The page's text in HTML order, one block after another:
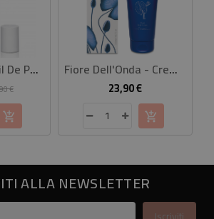
PuroMuschio Oil De Parfum 10 Ml
€Prezzo
Fiore Dell'Onda - Crema Fluida Corpo
23,90 €Prezzo
ALLA NEWSLETTER